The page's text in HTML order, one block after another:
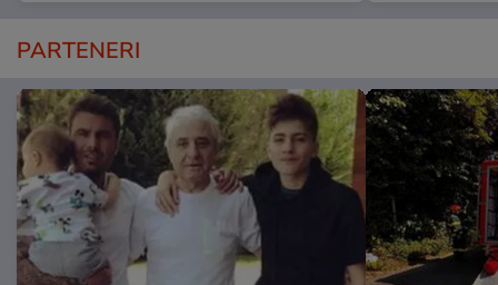
PARTENERI